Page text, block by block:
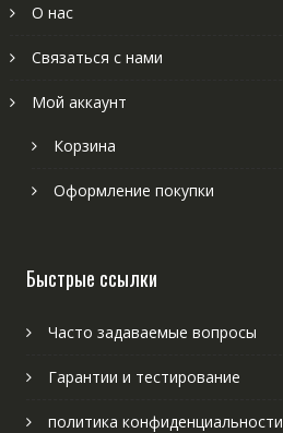
О нас
Связаться с нами
Мой аккаунт
Корзина
Оформление покупки
Быстрые ссылки
Часто задаваемые вопросы
Гарантии и тестирование
политика конфиденциальности